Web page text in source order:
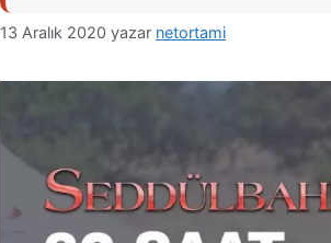
13 Aralık 2020 yazar netortami